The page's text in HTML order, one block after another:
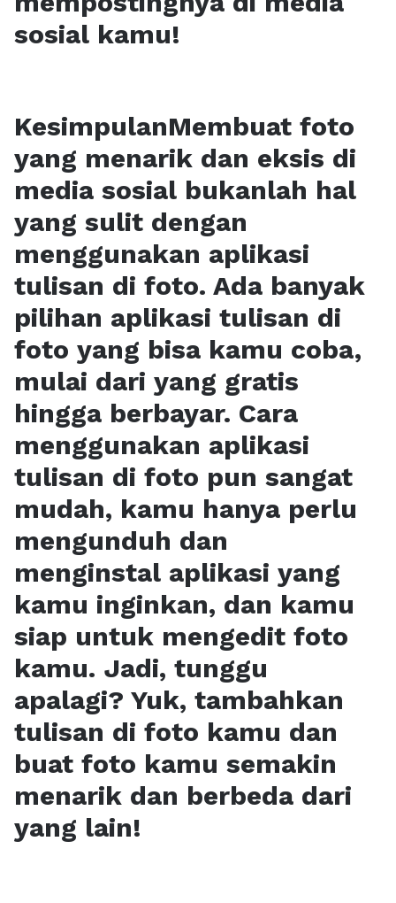
sosial kamu!
KesimpulanMembuat foto
yang menarik dan eksis di
media sosial bukanlah hal
yang sulit dengan
menggunakan aplikasi
tulisan di foto. Ada banyak
pilihan aplikasi tulisan di
foto yang bisa kamu coba,
mulai dari yang gratis
hingga berbayar. Cara
menggunakan aplikasi
tulisan di foto pun sangat
mudah, kamu hanya perlu
mengunduh dan
menginstal aplikasi yang
kamu inginkan, dan kamu
siap untuk mengedit foto
kamu. Jadi, tunggu
apalagi? Yuk, tambahkan
tulisan di foto kamu dan
buat foto kamu semakin
menarik dan berbeda dari
yang lain!